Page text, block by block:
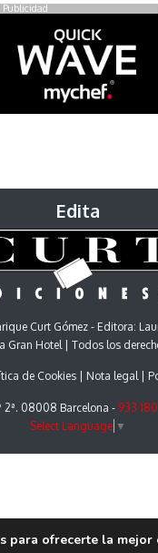
Publicidad
Edita
Curt Gómez - Editora:
Gran Hotel | Todos los
de Cookies Nota legal
2ª. 08008 Barcelona - 933 180
Select Language ▼
para ofrecerte la mejor